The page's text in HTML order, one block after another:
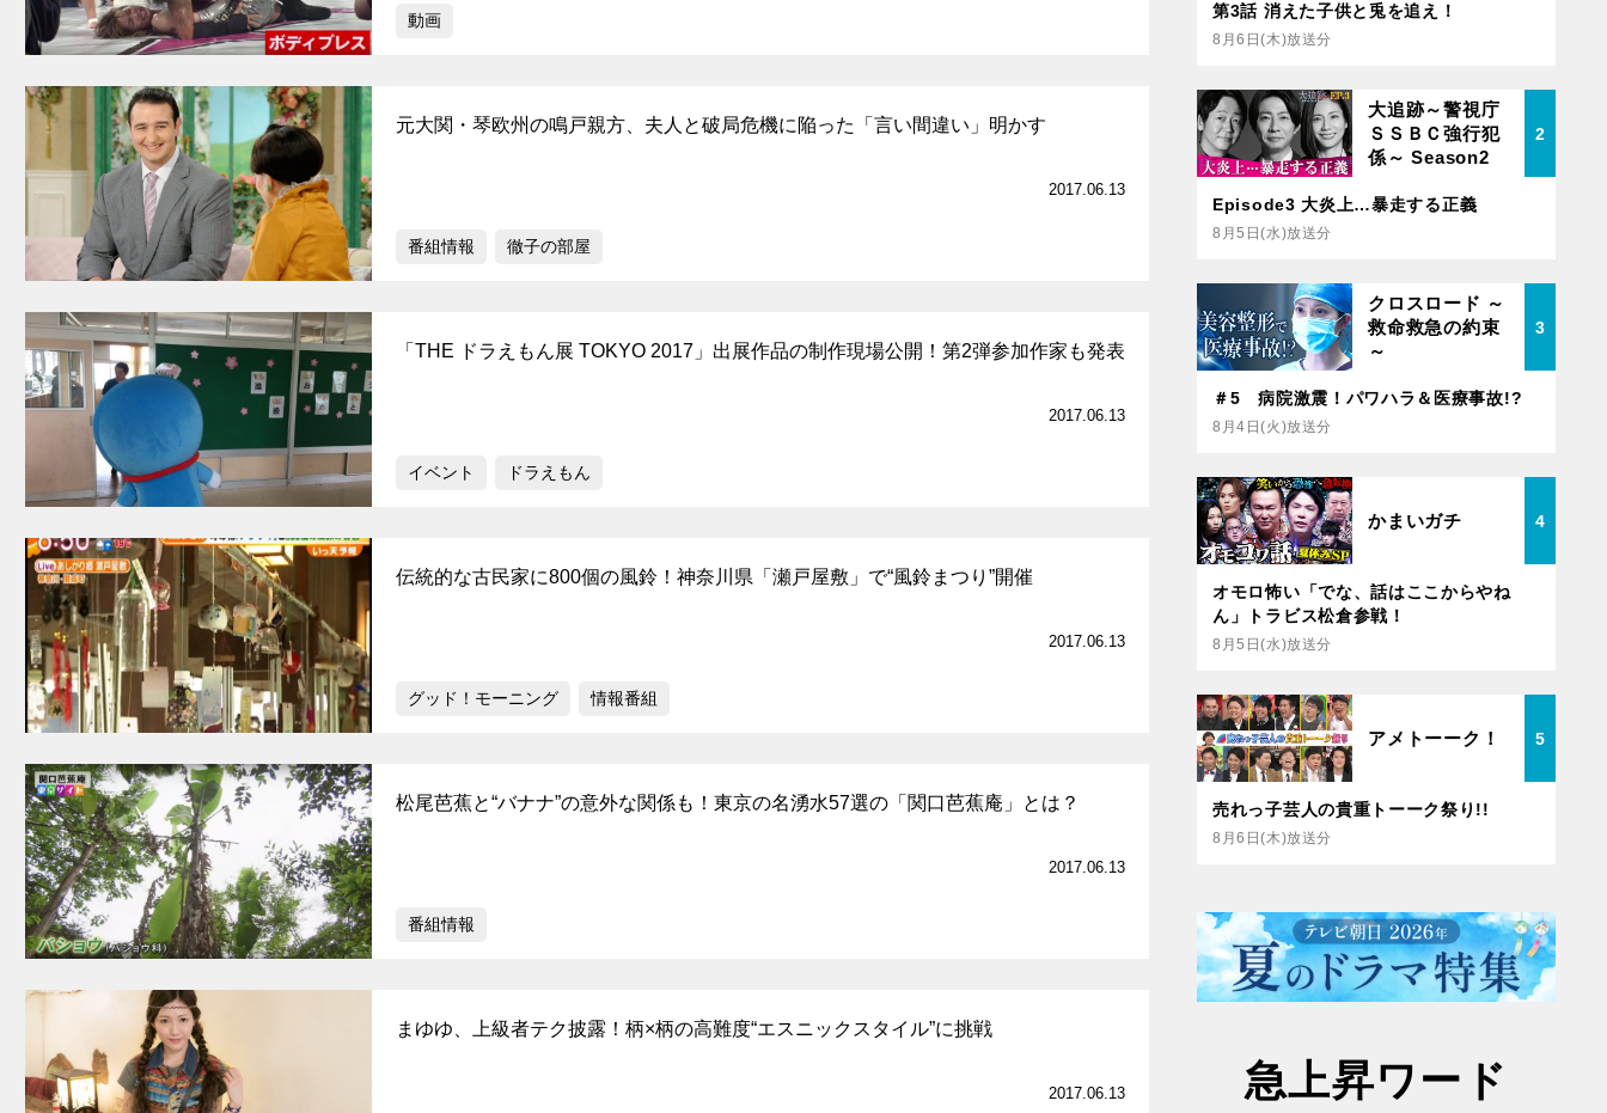
動画
元大関・琴欧州の鳴戸親方、夫人と破局危機に陥った「言い間違い」明かす
2017.06.13
番組情報 徹子の部屋
「THE ドラえもん展 TOKYO 2017」出展作品の制作現場公開！第2弾参加作家も発表
2017.06.13
イベント ドラえもん
伝統的な古民家に800個の風鈴！神奈川県「瀬戸屋敷」で“風鈴まつり”開催
2017.06.13
グッド！モーニング 情報番組
松尾芭蕉と“バナナ”の意外な関係も！東京の名湧水57選の「関口芭蕉庵」とは？
2017.06.13
番組情報
まゆゆ、上級者テク披露！柄×柄の高難度“エスニックスタイル”に挑戦
2017.06.13
第3話 消えた子供と兎を追え！
8月6日(木)放送分
大追跡～警視庁
ＳＳＢＣ強行犯
係～ Season2
2
Episode3 大炎上…暴走する正義
8月5日(水)放送分
クロスロード ～
救命救急の約束
～
3
＃5 病院激震！パワハラ＆医療事故!?
8月4日(火)放送分
かまいガチ 4
オモロ怖い「でな、話はここからやね
ん」トラビス松倉参戦！
8月5日(水)放送分
アメトーーク！ 5
売れっ子芸人の貴重トーーク祭り!!
8月6日(木)放送分
急上昇ワード